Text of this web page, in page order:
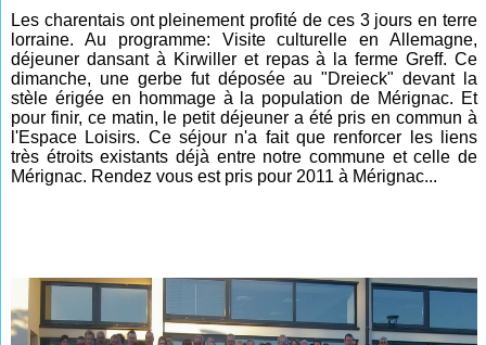
Les charentais ont pleinement profité de ces 3 jours en terre
lorraine. Au programme: Visite culturelle en Allemagne,
déjeuner dansant à Kirwiller et repas à la ferme Greff. Ce
dimanche, une gerbe fut déposée au "Dreieck" devant la
stèle érigée en hommage à la population de Mérignac. Et
pour finir, ce matin, le petit déjeuner a été pris en commun à
l'Espace Loisirs. Ce séjour n'a fait que renforcer les liens
très étroits existants déjà entre notre commune et celle de
Mérignac. Rendez vous est pris pour 2011 à Mérignac...